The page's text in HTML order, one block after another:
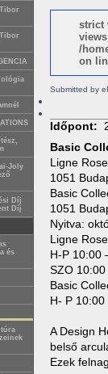
Joly
Díj
Díj
és
strict
/
on
Submitted by
Időpont:
Basic
Ligne
1051
Basic
1051
Nyitva:
Ligne
H-P 10:00
SZO
Basic
H- P
A Design
belső
Ezek